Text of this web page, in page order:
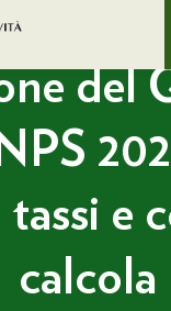
cessione del
del
tassi e
calcola